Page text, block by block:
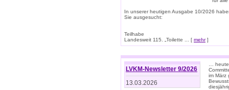
In unserer heutigen Ausgabe 10/2026
Sie ausgesucht:
Teilhabe
Landesweit 115. „Toilette ... [ mehr]
LVKM-Newsletter 9/2026
13.03.2026
…
im März